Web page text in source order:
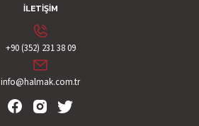
İLETİŞİM
+90 (352) 231 38 09
info@halmak.com.tr